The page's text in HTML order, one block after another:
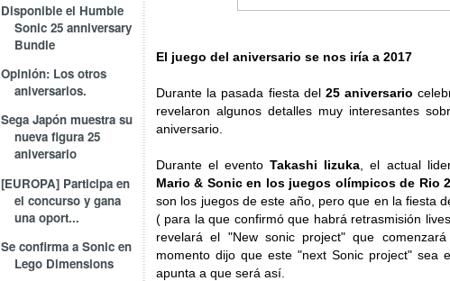
Disponible el Humble
Sonic 25 anniversary
Bundle
Opinión: Los otros
aniversarios.
Sega Japón muestra su
nueva figura 25
aniversario
[EUROPA] Participa en
el concurso y gana
una oport...
Se confirma a Sonic en
Lego Dimensions
El juego del aniversario se nos iría a 2017
Durante la pasada fiesta del 25 aniversario
revelaron algunos detalles muy interesantes
aniversario.
Durante el eventoTakashi Iizuka , el actual
Mario & Sonic en los juegos olímpicos de Rio
son los juegos de este año, pero que en la fiesta
( para la que confirmó que habrá retrasmisión
revelará el "New sonic project" que
momento dijo que este "next Sonic project" sea
apunta a que será así.